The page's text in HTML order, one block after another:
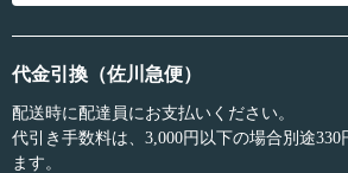
代金引換（佐川急便）
配送時に配達員にお支払いください。
代引き手数料は、3,000円以下の場合別途
ます。